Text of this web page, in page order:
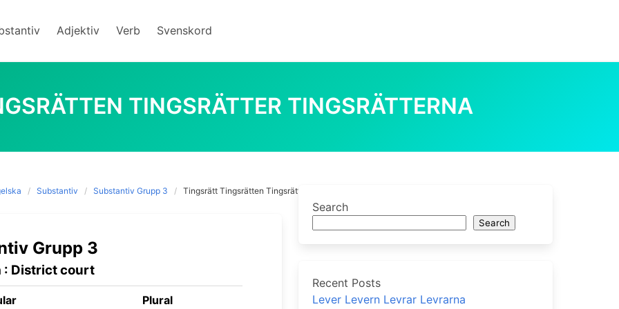
Adjektiv Verb Svenskord
TINGSRÄTTER TINGSRÄTTERNA
Substantiv Substantiv Grupp 3 Tingsrätt Tingsrätten Tingsrätter Tingsrätterna
Grupp 3
: District court
Plural
Search
Search
Recent Posts
Lever Levern Levrar Levrarna